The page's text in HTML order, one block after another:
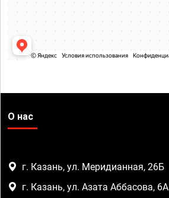
О нас
г. Казань, ул. Меридианная, 26Б
г. Казань, ул. Азата Аббасова, 6А